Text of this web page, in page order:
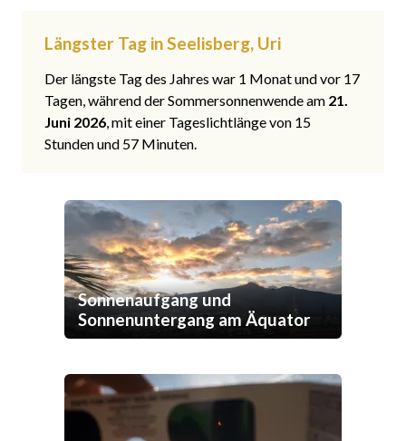
Längster Tag in Seelisberg, Uri
Der längste Tag des Jahres war 1 Monat und vor 17
Tagen, während der Sommersonnenwende am 21.
Juni 2026, mit einer Tageslichtlänge von 15
Stunden und 57 Minuten.
Sonnenaufgang und
Sonnenuntergang am Äquator